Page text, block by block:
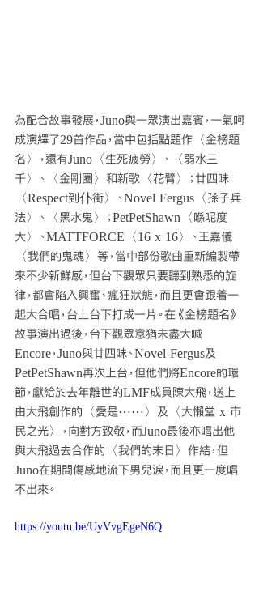
為配合故事發展，Juno與一眾演出嘉賓，一氣呵
成演繹了29首作品，當中包括點題作〈金榜題
名〉，還有Juno〈生死疲勞〉、〈弱水三
千〉、〈金剛圈〉和新歌〈花臂〉；廿四味
〈Respect到仆街〉、Novel Fergus〈孫子兵
法〉、〈黑水鬼〉；PetPetShawn〈喺呢度
大〉、MATTFORCE〈16 x 16〉、王嘉儀
〈我們的鬼魂〉等，當中部份歌曲重新編製帶
來不少新鮮感，但台下觀眾只要聽到熟悉的旋
律，都會陷入興奮、瘋狂狀態，而且更會跟着一
起大合唱，台上台下打成一片。在《金榜題名》
故事演出過後，台下觀眾意猶未盡大喊
Encore，Juno與廿四味、Novel Fergus及
PetPetShawn再次上台，但他們將Encore的環
節，獻給於去年離世的LMF成員陳大飛，送上
由大飛創作的〈愛是⋯⋯〉及〈大懶堂 x 市
民之光〉，向對方致敬，而Juno最後亦唱出他
與大飛過去合作的〈我們的末日〉作結，但
Juno在期間傷感地流下男兒淚，而且更一度唱
不出來。
https://youtu.be/UyVvgEgeN6Q